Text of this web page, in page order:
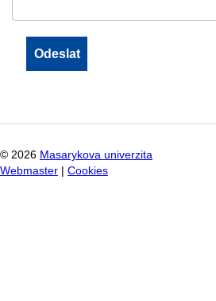
© 2026 Masarykova univerzita
Webmaster
Cookies